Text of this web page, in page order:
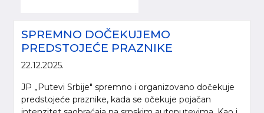
SPREMNO DOČEKUJEMO
PREDSTOJEĆE PRAZNIKE
22.12.2025.
JP „Putevi Srbije" spremno i organizovano dočekuje
predstojeće praznike, kada se očekuje pojačan